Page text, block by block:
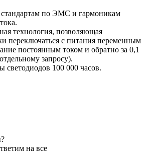
стандартам по ЭМС и гармоникам
технология, позволяющая
переключаться с питания переменным
постоянным током и обратно за 0,1
запросу).
светодиодов 100 000 часов.
на все